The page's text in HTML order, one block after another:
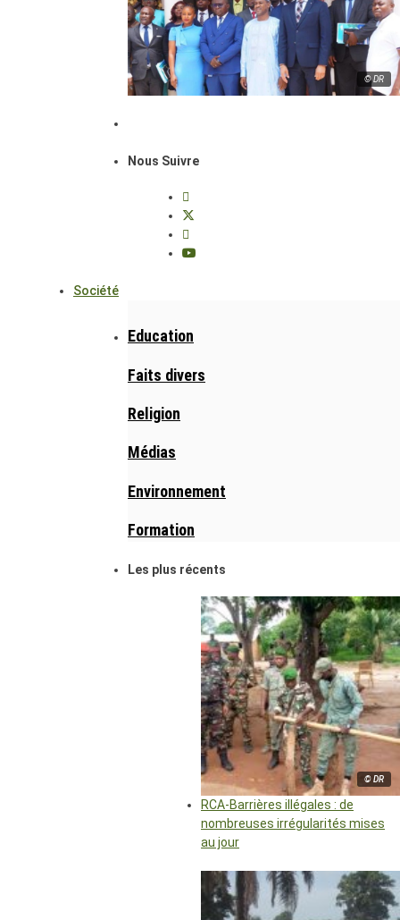
© DR
Nous Suivre
Société
Education
Faits divers
Religion
Médias
Environnement
Formation
Les plus récents
© DR
RCA-Barrières illégales : de
nombreuses irrégularités mises
au jour